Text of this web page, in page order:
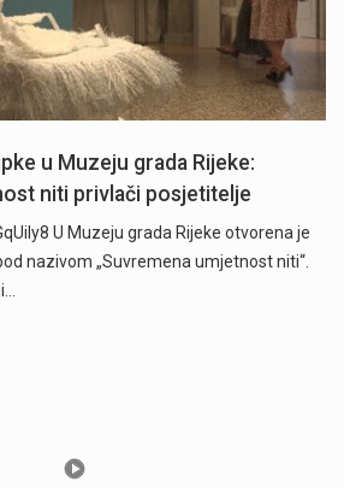
u Muzeju grada Rijeke:
niti privlači posjetitelje
U Muzeju grada Rijeke otvorena je
nazivom „Suvremena umjetnost niti“.